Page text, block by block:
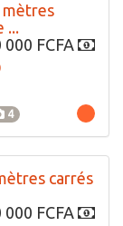
mètres
...
000 FCFA
4
carrés
000 FCFA